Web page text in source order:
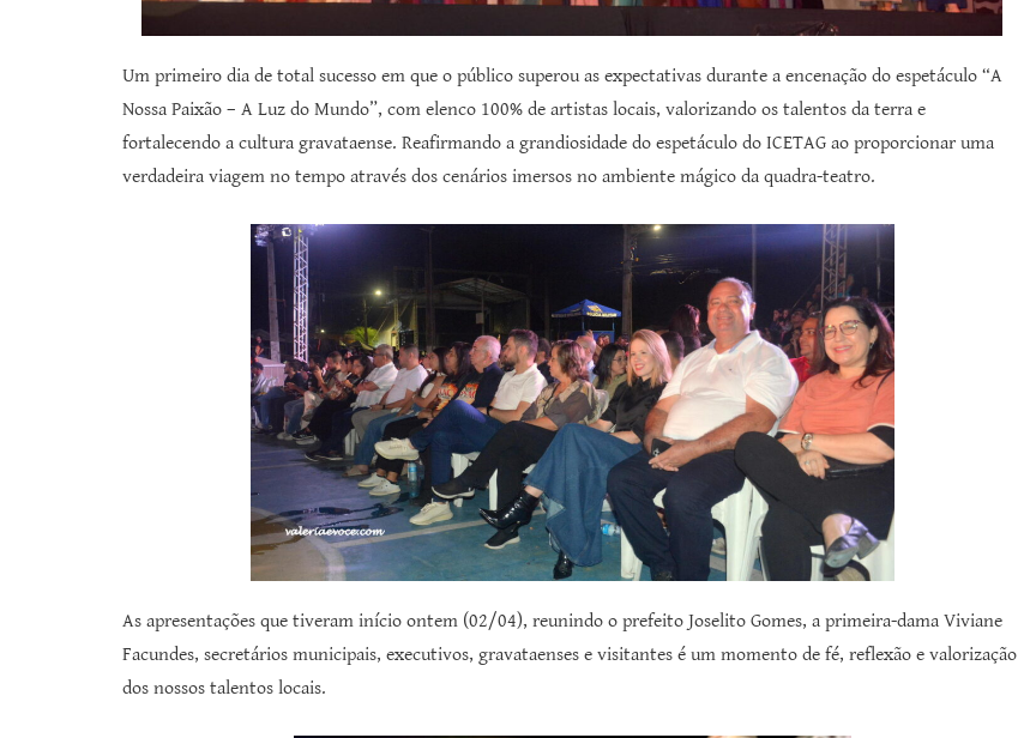
Um primeiro dia de total sucesso em que o público superou as expectativas durante a encenação do espetáculo “A
Nossa Paixão – A Luz do Mundo”, com elenco 100% de artistas locais, valorizando os talentos da terra e
fortalecendo a cultura gravataense. Reafirmando a grandiosidade do espetáculo do ICETAG ao proporcionar uma
verdadeira viagem no tempo através dos cenários imersos no ambiente mágico da quadra-teatro.
As apresentações que tiveram início ontem (02/04), reunindo o prefeito Joselito Gomes, a primeira-dama Viviane
Facundes, secretários municipais, executivos, gravataenses e visitantes é um momento de fé, reflexão e valorização
dos nossos talentos locais.